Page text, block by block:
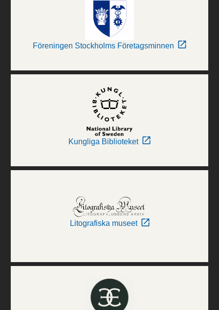
Föreningen Stockholms Företagsminnen
Kungliga Biblioteket
Litografiska museet